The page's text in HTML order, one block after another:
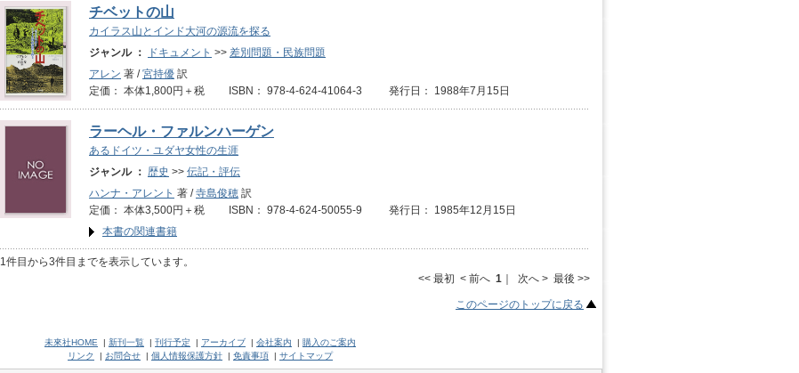
チベットの山
カイラス山とインド大河の源流を探る
ジャンル ：
ドキュメント >> 差別問題・民族問題
アレン 著 /宮持優 訳
定価： 本体1,800円＋税 ISBN： 978-4-624-41064-3 発行日： 1988年7月15日
ラーヘル・ファルンハーゲン
あるドイツ・ユダヤ女性の生涯
ジャンル ： 歴史 >> 伝記・評伝
ハンナ・アレント 著 /寺島俊穂 訳
定価： 本体3,500円＋税 ISBN： 978-4-624-50055-9 発行日： 1985年12月15日
本書の関連書籍
1件目から3件目までを表示しています。
<< 最初 < 前へ 1 ｜ 次へ > 最後 >>
このページのトップに戻る
未來社HOME | 新刊一覧 | 刊行予定 | アーカイブ | 会社案内 | 購入のご案内
リンク
| お問合せ | 個人情報保護方針 | 免責事項 | サイトマップ